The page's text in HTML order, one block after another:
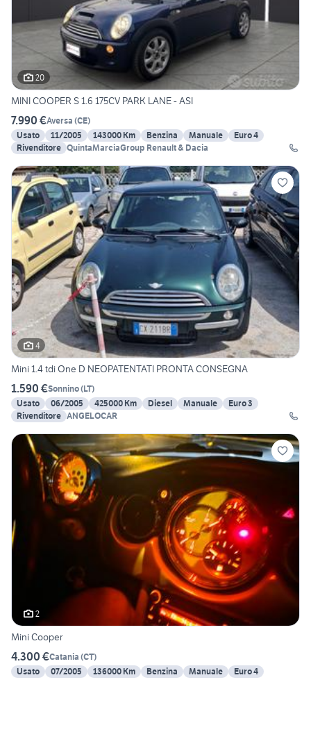
20
MINI COOPER S 1.6 175CV PARK LANE - ASI
7.990 €Aversa (CE)
Usato
11/2005 143000 Km Benzina Manuale
Euro 4
Rivenditore QuintaMarciaGroup Renault & Dacia
4
Mini 1.4 tdi One D NEOPATENTATI PRONTA CONSEGNA
1.590 €Sonnino(LT)
Usato
06/2005 425000 Km Diesel Manuale
Euro 3
Rivenditore ANGELOCAR
2
Mini Cooper
4.300 €Catania (CT)
Usato
07/2005 136000 Km Benzina Manuale Euro 4